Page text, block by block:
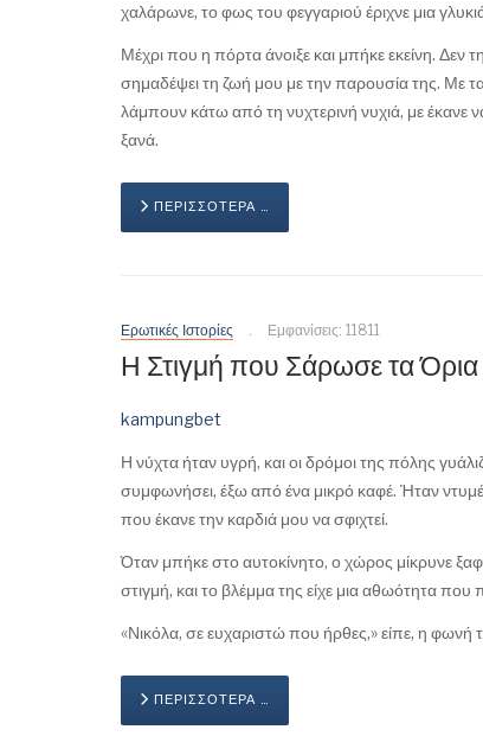
χαλάρωνε, το φως του φεγγαριού έριχνε μια
Μέχρι που η πόρτα άνοιξε και μπήκε εκείνη. Δεν
σημαδέψει τη ζωή μου με την παρουσία της. Με
λάμπουν κάτω από τη νυχτερινή νυχιά, με
ξανά.
ΠΕΡΙΣΣΌΤΕΡΑ …
Ερωτικές Ιστορίες Εμφανίσεις: 11811
Η Στιγμή που Σάρωσε τα Όρια
kampungbet
Η νύχτα ήταν υγρή, και οι δρόμοι της πόλης
συμφωνήσει, έξω από ένα μικρό καφέ. Ήταν
που έκανε την καρδιά μου να σφιχτεί.
Όταν μπήκε στο αυτοκίνητο, ο χώρος μίκρυνε
στιγμή, και το βλέμμα της είχε μια αθωότητα που
«Νικόλα, σε ευχαριστώ που ήρθες,» είπε, η φωνή
ΠΕΡΙΣΣΌΤΕΡΑ …